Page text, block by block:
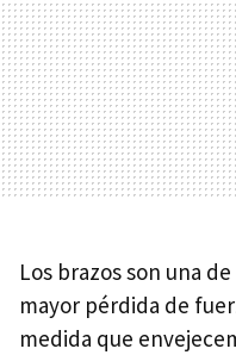
Los brazos son una
mayor pérdida de
medida que